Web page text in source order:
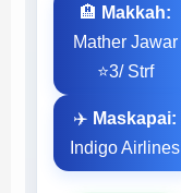
🏨 Makkah:
Mather Jawar
⭐3/ Strf
✈️ Maskapai:
Indigo Airlines